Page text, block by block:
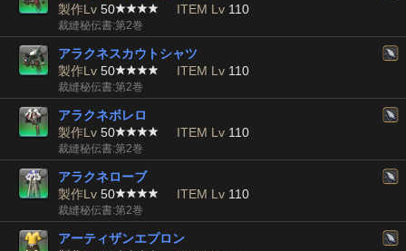
製作Lv 50 ITEM Lv 110
裁縫秘伝書:第2巻
アラクネスカウトシャツ
製作Lv 50 ITEM Lv 110
裁縫秘伝書:第2巻
アラクネボレロ
製作Lv 50 ITEM Lv 110
裁縫秘伝書:第2巻
アラクネローブ
製作Lv 50 ITEM Lv 110
裁縫秘伝書:第2巻
アーティザンエプロン